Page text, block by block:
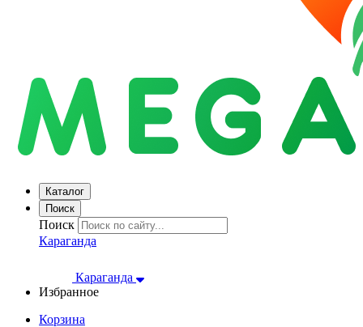
Каталог
Поиск
Поиск
Караганда
Караганда
Избранное
Корзина